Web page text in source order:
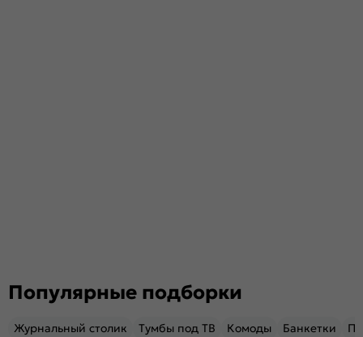
Популярные подборки
Журнальный столик Тумбы под ТВ Комоды Банкетки